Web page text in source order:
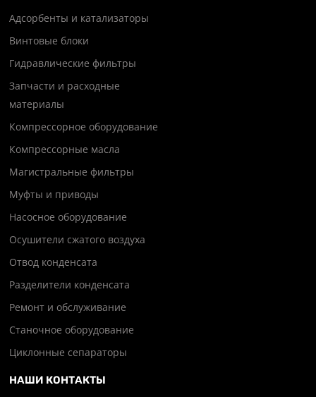
Адсорбенты и катализаторы
Винтовые блоки
Гидравлические фильтры
Запчасти и расходные
материалы
Компрессорное оборудование
Компрессорные масла
Магистральные фильтры
Муфты и приводы
Насосное оборудование
Осушители сжатого воздуха
Отвод конденсата
Разделители конденсата
Ремонт и обслуживание
Станочное оборудование
Циклонные сепараторы
НАШИ КОНТАКТЫ